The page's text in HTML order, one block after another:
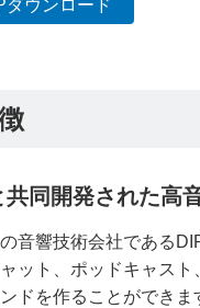
ダウンロード
共同開発された高
音響技術会社である
ット、ポッドキャス
ドを作ることができま